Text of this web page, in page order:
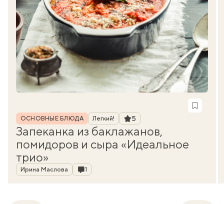
Рубрика
ОСНОВНЫЕ БЛЮДА Легкий! Рейтинг
5
Запеканка из баклажанов,
помидоров и сыра «Идеальное
трио»
Автор
Ирина Маслова Комментарии
1